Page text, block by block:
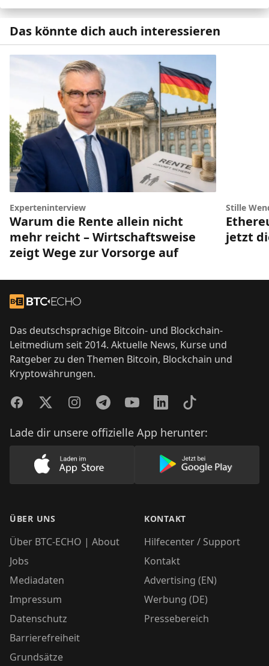
Das könnte dich auch interessieren
Experteninterview
Warum die Rente allein nicht
mehr reicht – Wirtschaftsweise
zeigt Wege zur Vorsorge auf
Stille
jetzt
Zur Startseite
Das deutschsprachige Bitcoin- und Blockchain-
Leitmedium seit 2014. Aktuelle News, Kurse und
Ratgeber zu den Themen Bitcoin, Blockchain und
Kryptowährungen.
FacebookTwitterInstagramTelegramYouTubeLinkedInTikTok
Lade dir unsere offizielle App herunter:
Lade unsere App im AppStore herunter
Lade unsere
ÜBER UNS
Über BTC-ECHO | About
Jobs
Mediadaten
Impressum
Datenschutz
Barrierefreiheit
Grundsätze
KONTAKT
Hilfecenter / Support
Kontakt
Advertising (EN)
Werbung (DE)
Pressebereich